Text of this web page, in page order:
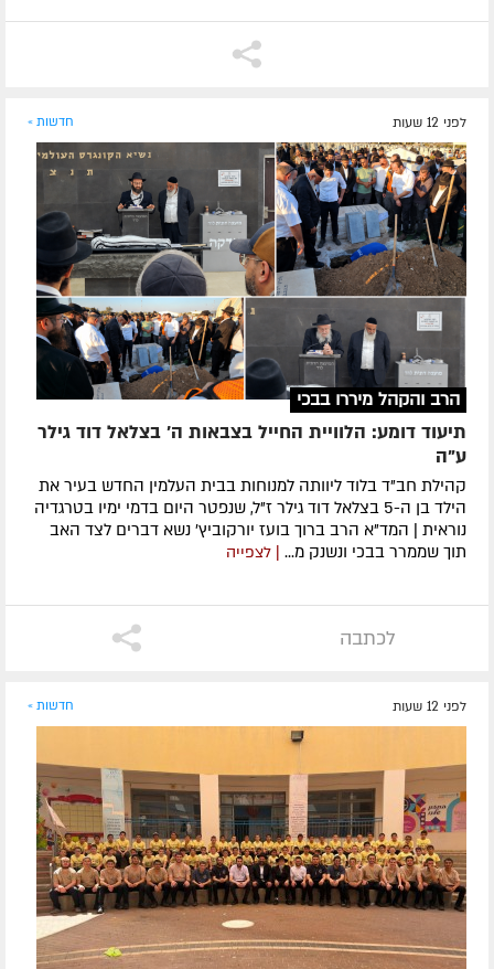
לפני 12 שעות חדשות »
הרב והקהל מיררו בבכי
תיעוד דומע: הלוויית החייל בצבאות ה' בצלאל דוד גילר
ע"ה
קהילת חב"ד בלוד ליוותה למנוחות בבית העלמין החדש בעיר את
הילד בן ה-5 בצלאל דוד גילר ז"ל, שנפטר היום בדמי ימיו בטרגדיה
נוראית | המד"א הרב ברוך בועז יורקוביץ' נשא דברים לצד האב
תוך שממרר בבכי ונשנק מ... | לצפייה
לכתבה
לפני 12 שעות חדשות »